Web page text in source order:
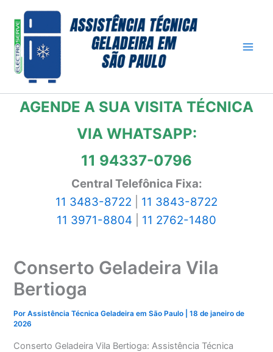
para
conteúdo
AGENDE A SUA VISITA TÉCNICA
VIA WHATSAPP:
11 94337-0796
Central Telefônica Fixa:
11 3483-8722
11 3843-8722
11 3971-8804
11 2762-1480
Conserto Geladeira Vila
Bertioga
PorAssistência Técnica Geladeira em São Paulo |18 de janeiro de
2026
Conserto Geladeira Vila Bertioga: Assistência Técnica